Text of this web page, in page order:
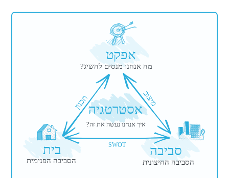
אפקט
הסביבה החיצונית הסביבה הפנימית
מה אנחנו מנסים להשיג?
איך אנחנו נעשה את זה?
בית סביבה SWOT
תכנון מיצוב
אסטרטגיה